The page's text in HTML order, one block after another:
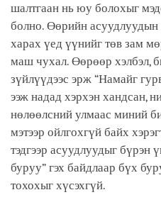
шалтгаан нь юу болохыг
болно. Өөрийн
харах үед үүнийг төв зам
маш чухал. Өөрөөр хэлбэл,
зүйлүүдээс эрж “Намайг
ээж надад хэрхэн хандсан,
нөлөөлсний улмаас миний
мэтээр ойлгохгүй байх
тэдгээр асуудлуудыг бүрэн
буруу” гэх байдлаар бүх
тохохыг хүсэхгүй.